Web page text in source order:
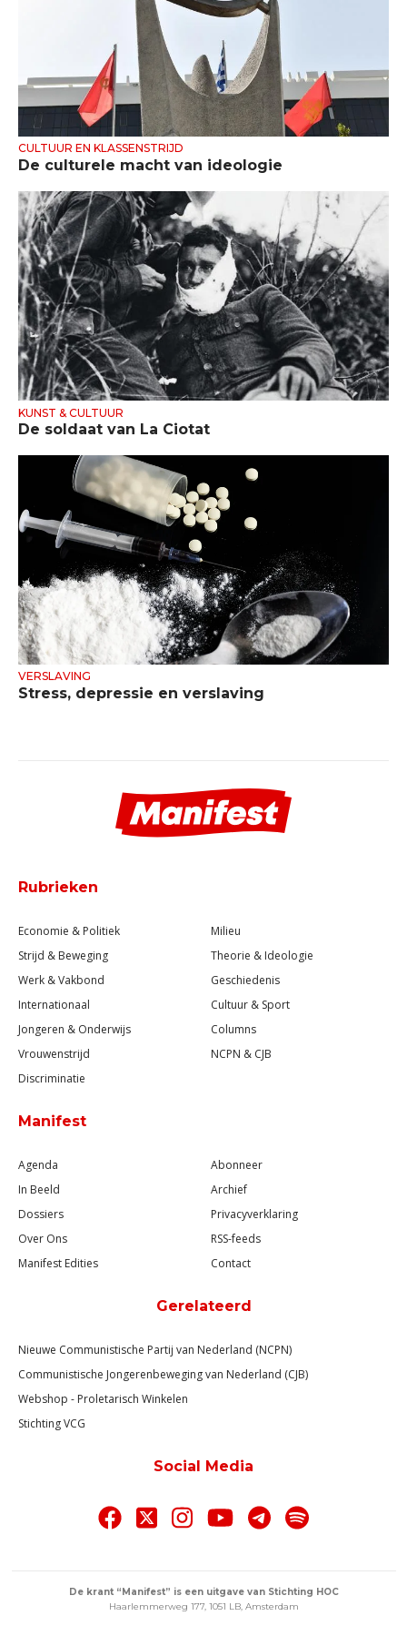
CULTUUR EN KLASSENSTRIJD
De culturele macht van ideologie
KUNST & CULTUUR
De soldaat van La Ciotat
VERSLAVING
Stress, depressie en verslaving
Rubrieken
Economie & Politiek
Strijd & Beweging
Werk & Vakbond
Internationaal
Jongeren & Onderwijs
Vrouwenstrijd
Discriminatie
Milieu
Theorie & Ideologie
Geschiedenis
Cultuur & Sport
Columns
NCPN & CJB
Manifest
Agenda
In Beeld
Dossiers
Over Ons
Manifest Edities
Abonneer
Archief
Privacyverklaring
RSS-feeds
Contact
Gerelateerd
Nieuwe Communistische Partij van Nederland (NCPN)
Communistische Jongerenbeweging van Nederland (CJB)
Webshop - Proletarisch Winkelen
Stichting VCG
Social Media
De krant “Manifest” is een uitgave van Stichting HOC
Haarlemmerweg 177, 1051 LB, Amsterdam